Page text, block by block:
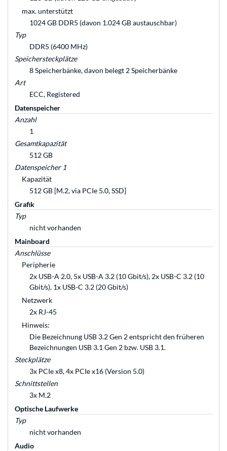
max. unterstützt
1024 GB DDR5 (davon 1.024 GB austauschbar)
Typ
DDR5 (6400 MHz)
Speichersteckplätze
8 Speicherbänke, davon belegt 2 Speicherbänke
Art
ECC, Registered
Datenspeicher
Anzahl
1
Gesamtkapazität
512 GB
Datenspeicher 1
Kapazität
512 GB [M.2, via PCIe 5.0, SSD]
Grafik
Typ
nicht vorhanden
Mainboard
Anschlüsse
Peripherie
2x USB-A 2.0, 5x USB-A 3.2 (10 Gbit/s), 2x USB-C 3.2 (10
Gbit/s), 1x USB-C 3.2 (20 Gbit/s)
Netzwerk
2x RJ-45
Hinweis:
Die Bezeichnung USB 3.2 Gen 2 entspricht den früheren
Bezeichnungen USB 3.1 Gen 2 bzw. USB 3.1.
Steckplätze
3x PCIe x8, 4x PCIe x16 (Version 5.0)
Schnittstellen
3x M.2
Optische Laufwerke
Typ
nicht vorhanden
Audio